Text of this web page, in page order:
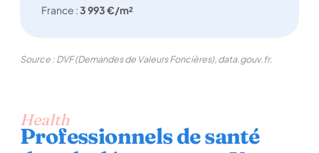
France :3 993 €/m²
Source : DVF (Demandes de Valeurs Foncières), data.gouv.fr.
Health
Professionnels de santé